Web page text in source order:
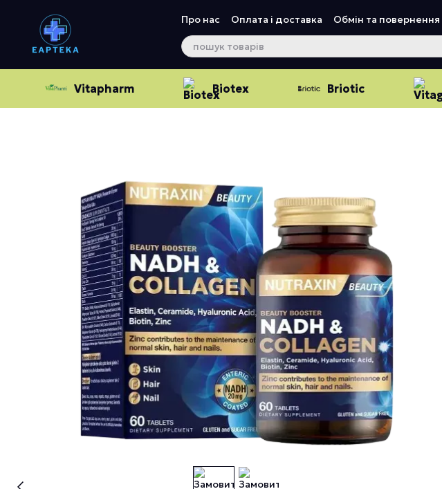
Про нас Оплата і доставка
Обмін та повернення
Vitapharm Biotex Briotic